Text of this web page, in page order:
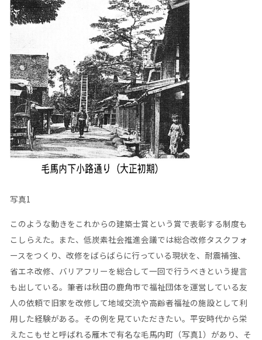
写真1
このような動きをこれからの建築士賞という賞で表彰する制度も
こしらえた。また、低炭素社会推進会議では総合改修タスクフォ
ースをつくり、改修をばらばらに行っている現状を、耐震補強、
省エネ改修、バリアフリーを総合して一回で行うべきという提言
も出している。筆者は秋田の鹿角市で福祉団体を運営している友
人の依頼で旧家を改修して地域交流や高齢者福祉の施設として利
用した経験がある。その例を見ていただきたい。平安時代から栄
えたこもせと呼ばれる雁木で有名な毛馬内町（写真1）があり、そ